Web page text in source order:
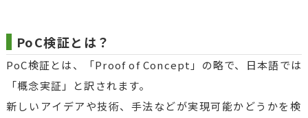
PoC検証とは？
PoC検証とは、「Proof of Concept」の略で、日本語では
「概念実証」と訳されます。
新しいアイデアや技術、手法などが実現可能かどうかを検